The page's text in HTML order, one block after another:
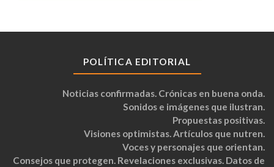
POLÍTICA EDITORIAL
Noticias confirmadas. Crónicas en buena onda.
Sonidos e imágenes que ilustran.
Propuestas positivas.
Visiones optimistas. Artículos que nutren.
Voces y personajes que orientan.
Consejos que protegen. Revelaciones exclusivas. Datos de